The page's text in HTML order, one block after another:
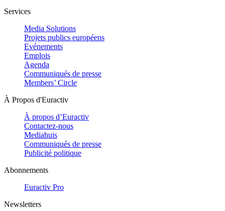
Services
Media Solutions
Projets publics européens
Evénements
Emplois
Agenda
Communiqués de presse
Members’ Circle
À Propos d'Euractiv
À propos d’Euractiv
Contactez-nous
Mediahuis
Communiqués de presse
Publicité politique
Abonnements
Euractiv Pro
Newsletters